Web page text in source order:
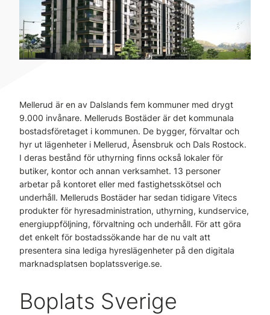
Mellerud är en av Dalslands fem kommuner med drygt
9.000 invånare. Melleruds Bostäder är det kommunala
bostadsföretaget i kommunen. De bygger, förvaltar och
hyr ut lägenheter i Mellerud, Åsensbruk och Dals Rostock.
I deras bestånd för uthyrning finns också lokaler för
butiker, kontor och annan verksamhet. 13 personer
arbetar på kontoret eller med fastighetsskötsel och
underhåll. Melleruds Bostäder har sedan tidigare Vitecs
produkter för hyresadministration, uthyrning, kundservice,
energiuppföljning, förvaltning och underhåll. För att göra
det enkelt för bostadssökande har de nu valt att
presentera sina lediga hyreslägenheter på den digitala
marknadsplatsen boplatssverige.se.
Boplats Sverige